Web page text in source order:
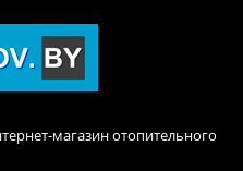
магазин отопительного